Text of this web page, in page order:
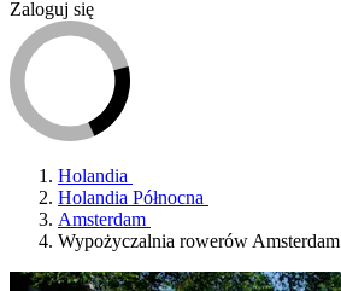
Zaloguj się
Holandia
Holandia Północna
Amsterdam
Wypożyczalnia rowerów Amsterdam